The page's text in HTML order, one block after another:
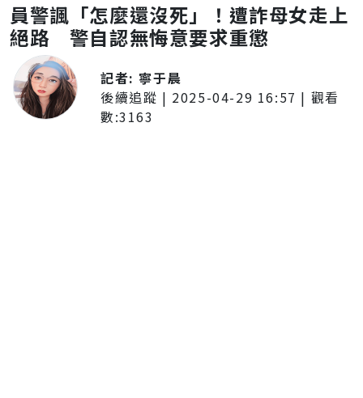
員警諷「怎麼還沒死」！遭詐母女走上
絕路 警自認無悔意要求重懲
記者: 寧于晨
後續追蹤 | 2025-04-29 16:57 | 觀看
數:3163